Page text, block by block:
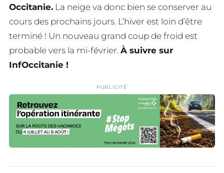
Occitanie. La neige va donc bien se conserver au
cours des prochains jours. L’hiver est loin d’être
terminé ! Un nouveau grand coup de froid est
probable vers la mi-février. À suivre sur
InfOccitanie !
PUBLICITÉ